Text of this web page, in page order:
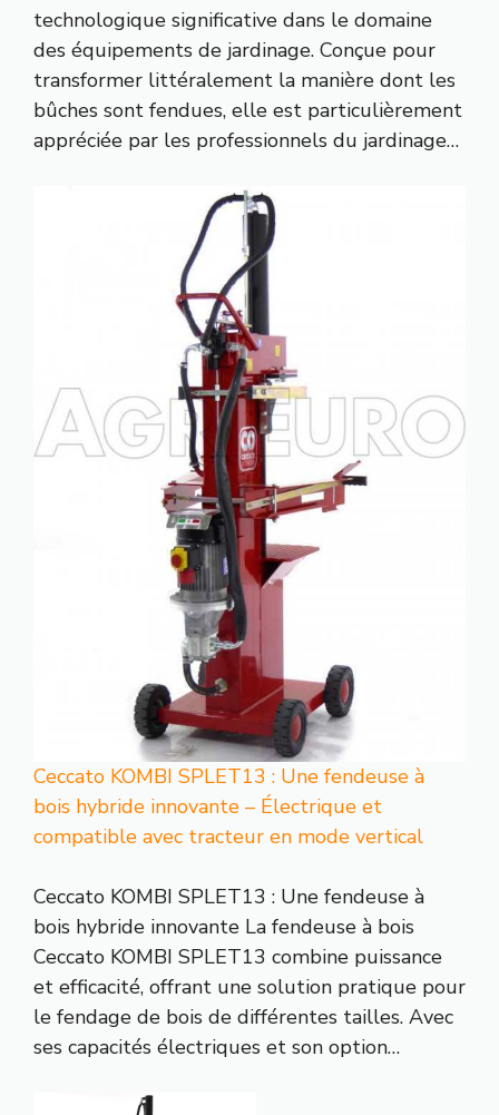
technologique significative dans le domaine
des équipements de jardinage. Conçue pour
transformer littéralement la manière dont les
bûches sont fendues, elle est particulièrement
appréciée par les professionnels du jardinage…
Ceccato KOMBI SPLET13 : Une fendeuse à
bois hybride innovante – Électrique et
compatible avec tracteur en mode vertical
Ceccato KOMBI SPLET13 : Une fendeuse à
bois hybride innovante La fendeuse à bois
Ceccato KOMBI SPLET13 combine puissance
et efficacité, offrant une solution pratique pour
le fendage de bois de différentes tailles. Avec
ses capacités électriques et son option…